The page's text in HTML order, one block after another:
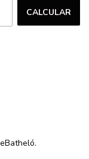
CALCULAR